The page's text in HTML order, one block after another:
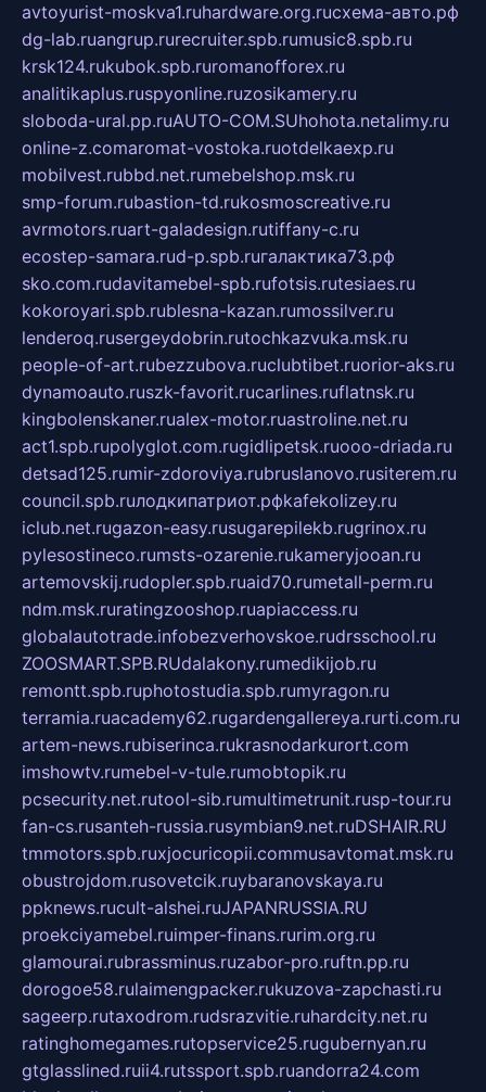
avtoyurist-moskva1.ruhardware.org.ruсхема-авто.рф
dg-lab.ruangrup.rurecruiter.spb.rumusic8.spb.ru
krsk124.rukubok.spb.ruromanofforex.ru
analitikaplus.ruspyonline.ruzosikamery.ru
sloboda-ural.pp.ruAUTO-COM.SUhohota.netalimy.ru
online-z.comaromat-vostoka.ruotdelkaexp.ru
mobilvest.rubbd.net.rumebelshop.msk.ru
smp-forum.rubastion-td.rukosmoscreative.ru
avrmotors.ruart-galadesign.rutiffany-c.ru
ecostep-samara.rud-p.spb.ruгалактика73.рф
sko.com.rudavitamebel-spb.rufotsis.rutesiaes.ru
kokoroyari.spb.rublesna-kazan.rumossilver.ru
lenderoq.rusergeydobrin.rutochkazvuka.msk.ru
people-of-art.rubezzubova.ruclubtibet.ruorior-aks.ru
dynamoauto.ruszk-favorit.rucarlines.ruflatnsk.ru
kingbolenskaner.rualex-motor.ruastroline.net.ru
act1.spb.rupolyglot.com.rugidlipetsk.ruooo-driada.ru
detsad125.rumir-zdoroviya.rubruslanovo.rusiterem.ru
council.spb.ruлодкипатриот.рфkafekolizey.ru
iclub.net.rugazon-easy.rusugarepilekb.rugrinox.ru
pylesostineco.rumsts-ozarenie.rukameryjooan.ru
artemovskij.rudopler.spb.ruaid70.rumetall-perm.ru
ndm.msk.ruratingzooshop.ruapiaccess.ru
globalautotrade.infobezverhovskoe.rudrsschool.ru
ZOOSMART.SPB.RUdalakony.rumedikijob.ru
remontt.spb.ruphotostudia.spb.rumyragon.ru
terramia.ruacademy62.rugardengallereya.rurti.com.ru
artem-news.rubiserinca.rukrasnodarkurort.com
imshowtv.rumebel-v-tule.rumobtopik.ru
pcsecurity.net.rutool-sib.rumultimetrunit.rusp-tour.ru
fan-cs.rusanteh-russia.rusymbian9.net.ruDSHAIR.RU
tmmotors.spb.ruxjocuricopii.commusavtomat.msk.ru
obustrojdom.rusovetcik.ruybaranovskaya.ru
ppknews.rucult-alshei.ruJAPANRUSSIA.RU
proekciyamebel.ruimper-finans.rurim.org.ru
glamourai.rubrassminus.ruzabor-pro.ruftn.pp.ru
dorogoe58.rulaimengpacker.rukuzova-zapchasti.ru
sageerp.rutaxodrom.rudsrazvitie.ruhardcity.net.ru
ratinghomegames.rutopservice25.rugubernyan.ru
gtglasslined.ruii4.rutssport.spb.ruandorra24.com